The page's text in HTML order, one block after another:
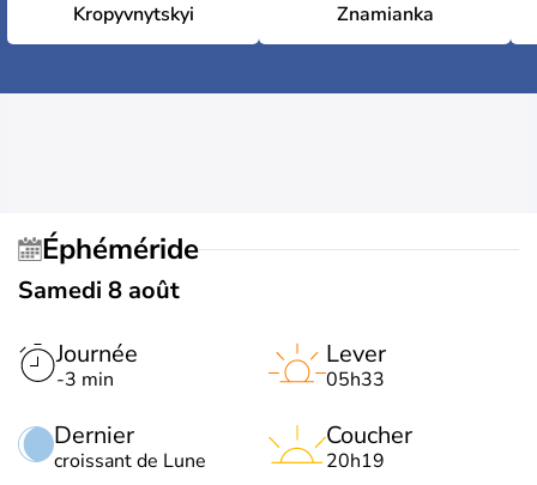
Kropyvnytskyi Znamianka
Éphéméride
Samedi 8 août
Journée
-3 min
Dernier
croissant de Lune
Lever
05h33
Coucher
20h19